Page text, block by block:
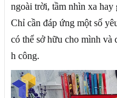
ngoài trời, tầm nhìn xa hay
Chỉ cần đáp ứng một số
có thể sở hữu cho mình và
h công.